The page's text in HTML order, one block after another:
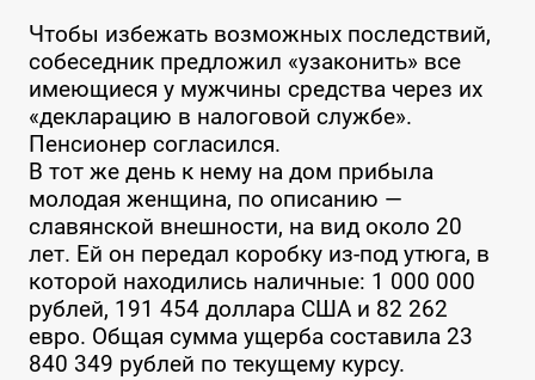
Чтобы избежать возможных последствий,
собеседник предложил «узаконить» все
имеющиеся у мужчины средства через их
«декларацию в налоговой службе».
Пенсионер согласился.
В тот же день к нему на дом прибыла
молодая женщина, по описанию —
славянской внешности, на вид около 20
лет. Ей он передал коробку из-под утюга, в
которой находились наличные: 1 000 000
рублей, 191 454 доллара США и 82 262
евро. Общая сумма ущерба составила 23
840 349 рублей по текущему курсу.